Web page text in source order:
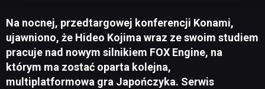
Na nocnej, przedtargowej konferencji Konami,
ujawniono, że Hideo Kojima wraz ze swoim studiem
pracuje nad nowym silnikiem FOX Engine, na
którym ma zostać oparta kolejna,
multiplatformowa gra Japończyka. Serwis